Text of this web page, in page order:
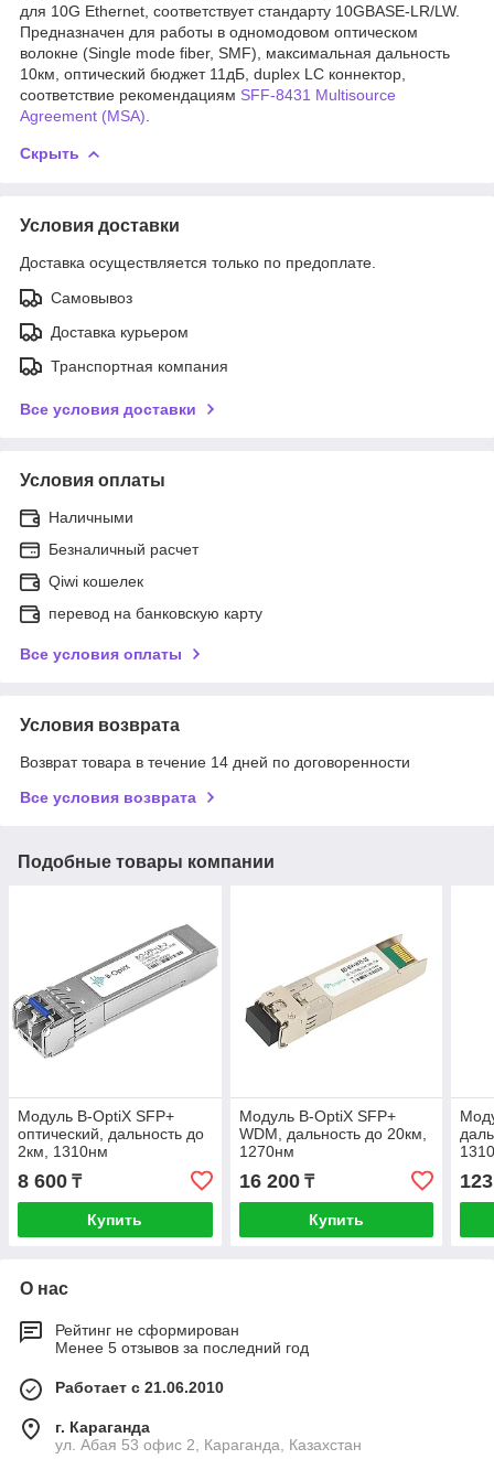
для 10G Ethernet, соответствует стандарту 10GBASE-LR/LW.
Предназначен для работы в одномодовом оптическом
волокне (Single mode fiber, SMF), максимальная дальность
10км, оптический бюджет 11дБ, duplex LC коннектор,
соответствие рекомендациям SFF-8431 Multisource
Agreement (MSA)
Скрыть
Условия доставки
Доставка осуществляется только по предоплате.
Самовывоз
Доставка курьером
Транспортная компания
Все условия доставки
Условия оплаты
Наличными
Безналичный расчет
Qiwi кошелек
перевод на банковскую карту
Все условия оплаты
Условия возврата
Возврат товара в течение 14 дней по договоренности
Все условия возврата
Подобные товары компании
Модуль B-OptiX SFP+
оптический, дальность до
2км, 1310нм
8 600 ₸
Купить
Модуль B-OptiX SFP+
WDM, дальность до 20км,
1270нм
16 200₸
Купить
О нас
Рейтинг не сформирован
Менее 5 отзывов за последний год
Работает с 21.06.2010
г. Караганда
ул. Абая 53 офис 2, Караганда, Казахстан